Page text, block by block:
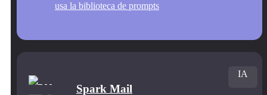
usa la biblioteca de prompts
Spark Mail
IA